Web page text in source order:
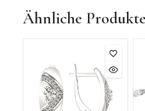
Ähnliche Produkte